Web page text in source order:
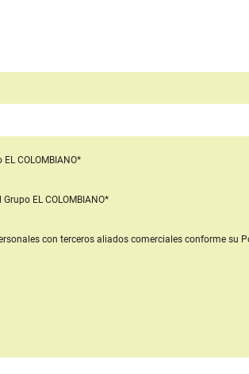
EL COLOMBIANO*
EL COLOMBIANO*
con terceros aliados comercialesconforme su